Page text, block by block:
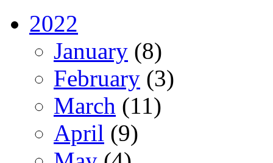
2022
January (8)
February (3)
March (11)
April (9)